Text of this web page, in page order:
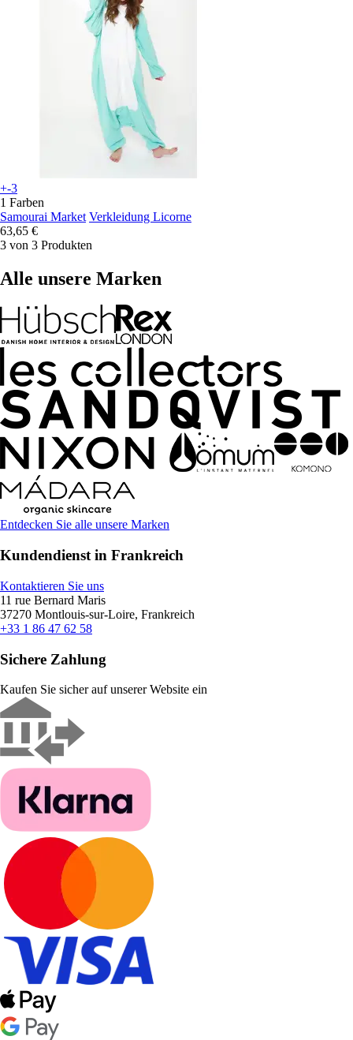
+-3
1 Farben
Samourai Market Verkleidung Licorne
63,65 €
3 von 3 Produkten
Alle unsere Marken
Entdecken Sie alle unsere Marken
Kundendienst in Frankreich
Kontaktieren Sie uns
11 rue Bernard Maris
37270 Montlouis-sur-Loire, Frankreich
+33 1 86 47 62 58
Sichere Zahlung
Kaufen Sie sicher auf unserer Website ein